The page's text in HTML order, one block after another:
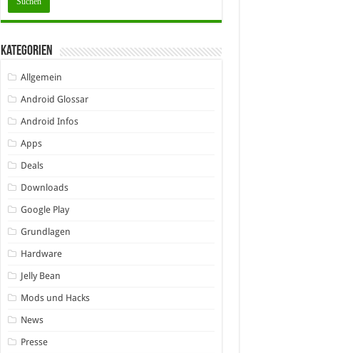
Kategorien
Allgemein
Android Glossar
Android Infos
Apps
Deals
Downloads
Google Play
Grundlagen
Hardware
Jelly Bean
Mods und Hacks
News
Presse